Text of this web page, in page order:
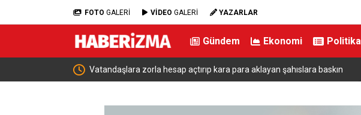
FOTO GALERİ VİDEO GALERİ YAZARLAR
Gündem Ekonomi Politika
Vatandaşlara zorla hesap açtırıp kara para aklayan şahıslara baskın